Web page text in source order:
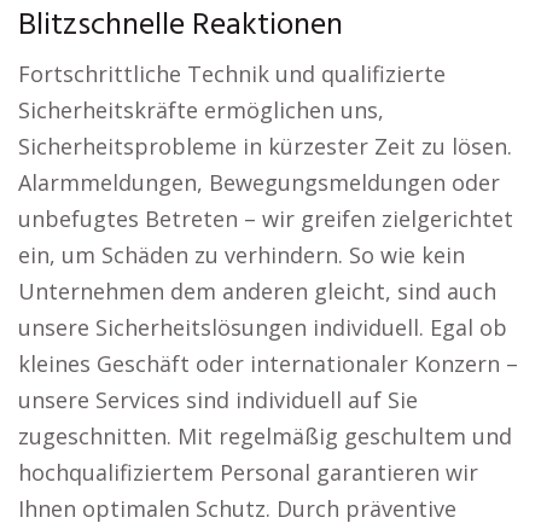
Blitzschnelle Reaktionen
Fortschrittliche Technik und qualifizierte
Sicherheitskräfte ermöglichen uns,
Sicherheitsprobleme in kürzester Zeit zu lösen.
Alarmmeldungen, Bewegungsmeldungen oder
unbefugtes Betreten – wir greifen zielgerichtet
ein, um Schäden zu verhindern. So wie kein
Unternehmen dem anderen gleicht, sind auch
unsere Sicherheitslösungen individuell. Egal ob
kleines Geschäft oder internationaler Konzern –
unsere Services sind individuell auf Sie
zugeschnitten. Mit regelmäßig geschultem und
hochqualifiziertem Personal garantieren wir
Ihnen optimalen Schutz. Durch präventive